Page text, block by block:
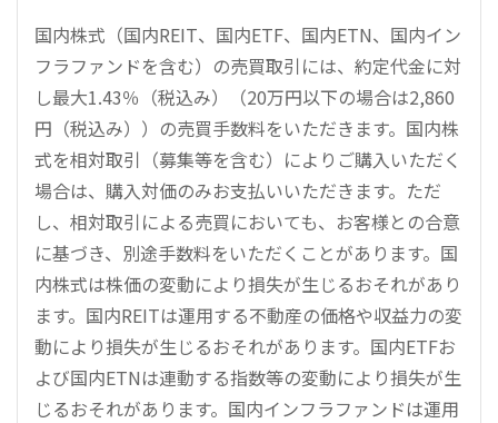
国内株式（国内REIT、国内ETF、国内ETN、国内イン
フラファンドを含む）の売買取引には、約定代金に対
し最大1.43％（税込み）（20万円以下の場合は2,860
円（税込み））の売買手数料をいただきます。国内株
式を相対取引（募集等を含む）によりご購入いただく
場合は、購入対価のみお支払いいただきます。ただ
し、相対取引による売買においても、お客様との合意
に基づき、別途手数料をいただくことがあります。国
内株式は株価の変動により損失が生じるおそれがあり
ます。国内REITは運用する不動産の価格や収益力の変
動により損失が生じるおそれがあります。国内ETFお
よび国内ETNは連動する指数等の変動により損失が生
じるおそれがあります。国内インフラファンドは運用